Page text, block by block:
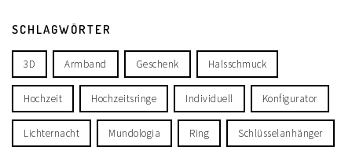
SCHLAGWÖRTER
3D Armband Geschenk Halsschmuck
Hochzeit Hochzeitsringe Individuell Konfigurator
Lichternacht Mundologia Ring Schlüsselanhänger